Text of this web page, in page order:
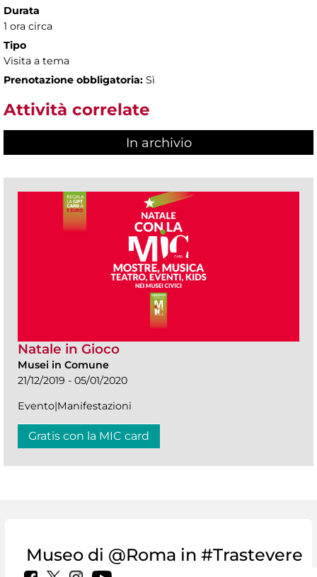
Durata
1 ora circa
Tipo
Visita a tema
Prenotazione obbligatoria: Sì
Attività correlate
In archivio
Natale in Gioco
Musei in Comune
21/12/2019 - 05/01/2020
Evento|Manifestazioni
Gratis con la MIC card
Museo di @Roma in #Trastevere